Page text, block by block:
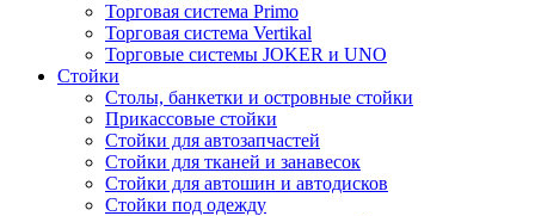
Торговая система Primo
Торговая система Vertikal
Торговые системы JOKER и UNO
Стойки
Столы, банкетки и островные стойки
Прикассовые стойки
Стойки для автозапчастей
Стойки для тканей и занавесок
Стойки для автошин и автодисков
Стойки под одежду